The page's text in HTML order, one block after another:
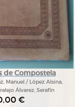
de Compostela
Manuel / López Alsina,
Álvarez, Serafín
€